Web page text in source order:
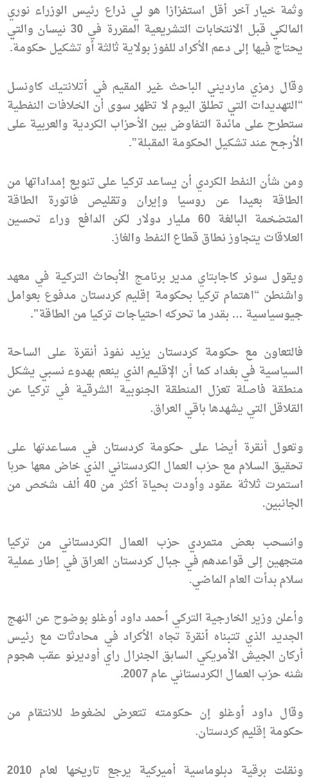
وثمة خيار آخر أقل استفزازا هو لي ذراع رئيس الوزراء نوري
المالكي قبل الانتخابات التشريعية المقررة في 30 نيسان والتي
يحتاج فيها إلى دعم الأكراد للفوز بولاية ثالثة أو تشكيل حكومة.
وقال رمزي مارديني الباحث غير المقيم في أتلانتيك كاونسل
“التهديدات التي تطلق اليوم لا تظهر سوى أن الخلافات النفطية
ستطرح على مائدة التفاوض بين الأحزاب الكردية والعربية على
الأرجح عند تشكيل الحكومة المقبلة”.
ومن شأن النفط الكردي أن يساعد تركيا على تنويع إمداداتها من
الطاقة بعيدا عن روسيا وإيران وتقليص فاتورة الطاقة
المتضخمة البالغة 60 مليار دولار لكن الدافع وراء تحسين
العلاقات يتجاوز نطاق قطاع النفط والغاز.
ويقول سونر كاجابتاي مدير برنامج الأبحاث التركية في معهد
واشنطن “اهتمام تركيا بحكومة إقليم كردستان مدفوع بعوامل
جيوسياسية … بقدر ما تحركه احتياجات تركيا من الطاقة”.
فالتعاون مع حكومة كردستان يزيد نفوذ أنقرة على الساحة
السياسية في بغداد كما أن الإقليم الذي ينعم بهدوء نسبي يشكل
منطقة فاصلة تعزل المنطقة الجنوبية الشرقية في تركيا عن
القلاقل التي يشهدها باقي العراق.
وتعول أنقرة أيضا على حكومة كردستان في مساعدتها على
تحقيق السلام مع حزب العمال الكردستاني الذي خاض معها حربا
استمرت ثلاثة عقود وأودت بحياة أكثر من 40 ألف شخص من
الجانبين.
وانسحب بعض متمردي حزب العمال الكردستاني من تركيا
متجهين إلى قواعدهم في جبال كردستان العراق في إطار عملية
سلام بدأت العام الماضي.
وأعلن وزير الخارجية التركي أحمد داود أوغلو بوضوح عن النهج
الجديد الذي تتبناه أنقرة تجاه الأكراد في محادثات مع رئيس
أركان الجيش الأمريكي السابق الجنرال راي أوديرنو عقب هجوم
شنه حزب العمال الكردستاني عام 2007.
وقال داود أوغلو إن حكومته تتعرض لضغوط للانتقام من
حكومة إقليم كردستان.
ونقلت برقية دبلوماسية أميركية يرجع تاريخها لعام 2010